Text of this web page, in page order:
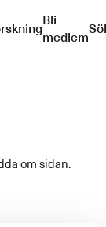
Bli
medlem
om sidan.